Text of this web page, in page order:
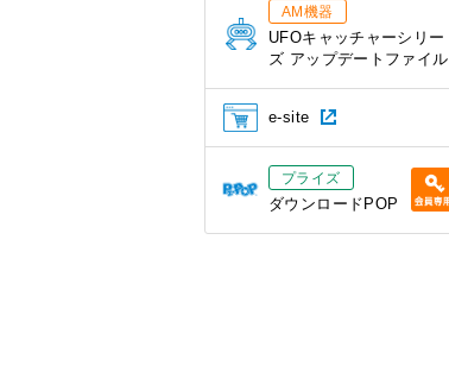
AM機器
UFOキャッチャーシリー
ズ アップデートファイル
e-site
プライズ
ダウンロードPOP